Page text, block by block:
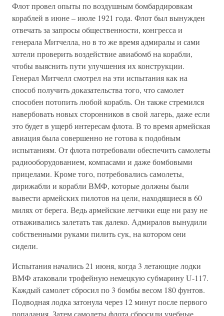
Флот провел опыты по воздушным бомбардировкам
кораблей в июне – июле 1921 года. Флот был вынужден
отвечать за запросы общественности, конгресса и
генерала Митчелла, но в то же время адмиралы и сами
хотели проверить воздействие авиабомб на корабли,
чтобы выяснить пути улучшения их конструкции.
Генерал Митчелл смотрел на эти испытания как на
способ получить доказательства того, что самолет
способен потопить любой корабль. Он также стремился
навербовать новых сторонников в свой лагерь, даже если
это будет в ущерб интересам флота. В то время армейская
авиация была совершенно не готова к подобным
испытаниям. От флота потребовали обеспечить самолеты
радиооборудованием, компасами и даже бомбовыми
прицелами. Кроме того, потребовались самолеты,
дирижабли и корабли ВМФ, которые должны были
вывести армейских пилотов на цели, находящиеся в 60
милях от берега. Ведь армейские летчики еще ни разу не
отваживались залетать так далеко. Адмиралов вынудили
собственными руками пилить сук, на котором они
сидели.
Испытания начались 21 июня, когда 3 летающие лодки
ВМФ атаковали трофейную немецкую субмарину U-117.
Каждый самолет сбросил по 3 бомбы весом 180 фунтов.
Подводная лодка затонула через 12 минут после первого
попадания. Затем самолеты флота сбросили учебные